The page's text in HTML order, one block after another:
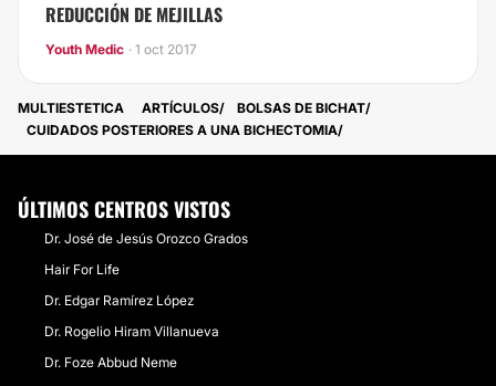
REDUCCIÓN DE MEJILLAS
Youth Medic · 1 oct 2017
MULTIESTETICA ARTÍCULOS
BOLSAS DE BICHAT
​CUIDADOS POSTERIORES A UNA BICHECTOMIA
ÚLTIMOS CENTROS VISTOS
Dr. José de Jesús Orozco Grados
Hair For Life
Dr. Edgar Ramírez López
Dr. Rogelio Hiram Villanueva
Dr. Foze Abbud Neme